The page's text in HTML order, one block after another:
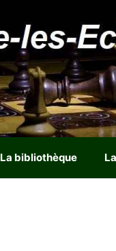
La bibliothèque